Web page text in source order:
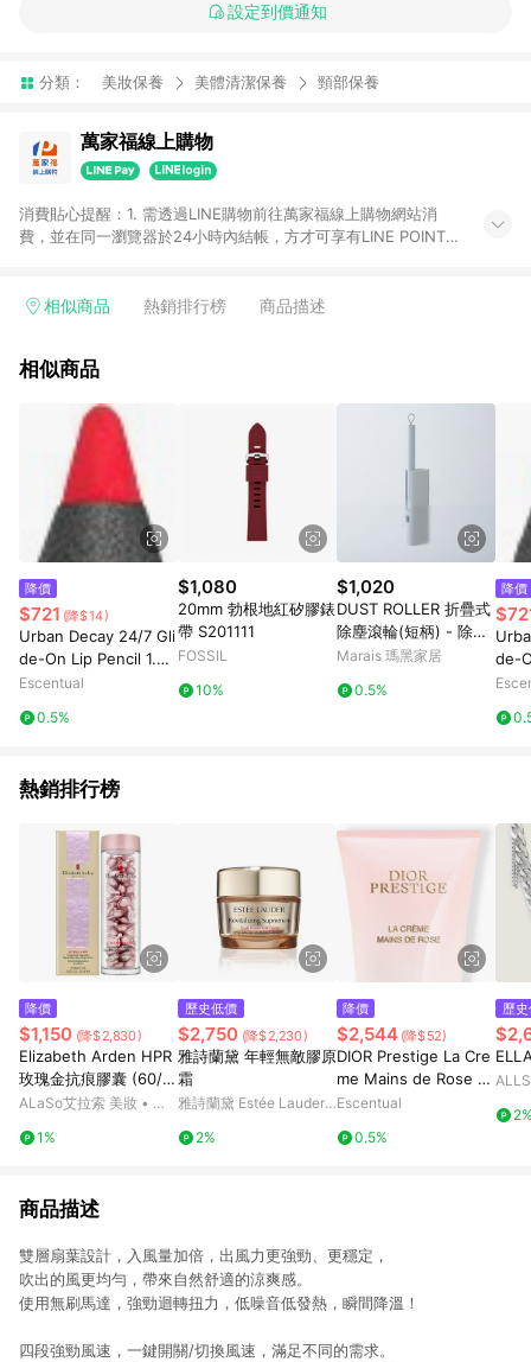
設定到價通知
分類： 美妝保養 美體清潔保養 頸部保養
萬家福線上購物
消費貼心提醒：1. 需透過LINE購物前往萬家福線上購物網站消
費，並在同一瀏覽器於24小時內結帳，方才可享有LINE POINTS
4. 不具回饋資格種類商品：電子禮券。 5. 回饋點數計算將排除訂
錄，相關問題請於保留時間內聯絡客服中心，並由康達盛通生活
提供簡單、快速、輕鬆的購物流程及體驗，將不定期推出精選、
話題性或期間限定商品來滿足您的喜好。
相似商品 熱銷排行榜 商品描述
相似商品
降價
$721 (降$14)
Urban Decay 24/7 Gli
de-On Lip Pencil 1.2g
714
Escentual
0.5%
$1,080
20mm 勃根地紅矽膠錶
帶 S201111
FOSSIL
10%
$1,020
DUST ROLLER 折疊式
除塵滾輪(短柄) - 除塵
滾輪1入(短)＋補充紙10
Marais 瑪黑家居
0.5%
降價
de-
Bang
熱銷排行榜
降價
$1,150 (降$2,830)
Elizabeth Arden HPR
玫瑰金抗痕膠囊 (60/9
0顆)
ALaSo艾拉索 美妝 • 保
1%
歷史低價
$2,750 (降$2,230)
雅詩蘭黛 年輕無敵膠原
霜
雅詩蘭黛 Estée Lauder
2%
降價
$2,544 (降$52)
DIOR Prestige La Cre
me Mains de Rose 5
0ml
Escentual
0.5%
歷
商品描述
雙層扇葉設計，入風量加倍，出風力更強勁、更穩定，
吹出的風更均勻，帶來自然舒適的涼爽感。
使用無刷馬達，強勁迴轉扭力，低噪音低發熱，瞬間降溫！
四段強勁風速，一鍵開關/切換風速，滿足不同的需求。